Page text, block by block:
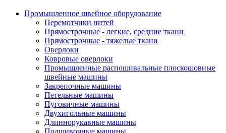
Промышленное швейное оборудование
Перемотчики нитей
Прямострочные - легкие, средние ткани
Прямострочные - тяжелые ткани
Оверлоки
Ковровые оверлоки
Промышленные распошивальные плоскошовные
швейные машины
Закрепочные машины
Петельные машины
Пуговичные машины
Двухигольные машины
Длиннорукавные машины